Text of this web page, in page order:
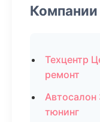
Техцентр
ремонт
тюнинг